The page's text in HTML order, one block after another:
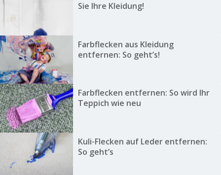
Sie Ihre Kleidung!
Farbflecken aus Kleidung
entfernen: So geht’s!
Farbflecken entfernen: So wird Ihr
Teppich wie neu
Kuli-Flecken auf Leder entfernen:
So geht’s